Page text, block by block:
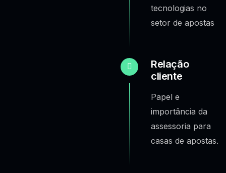
tecnologias no
setor de apostas
Relação
cliente
Papel e
importância da
assessoria para
casas de apostas.